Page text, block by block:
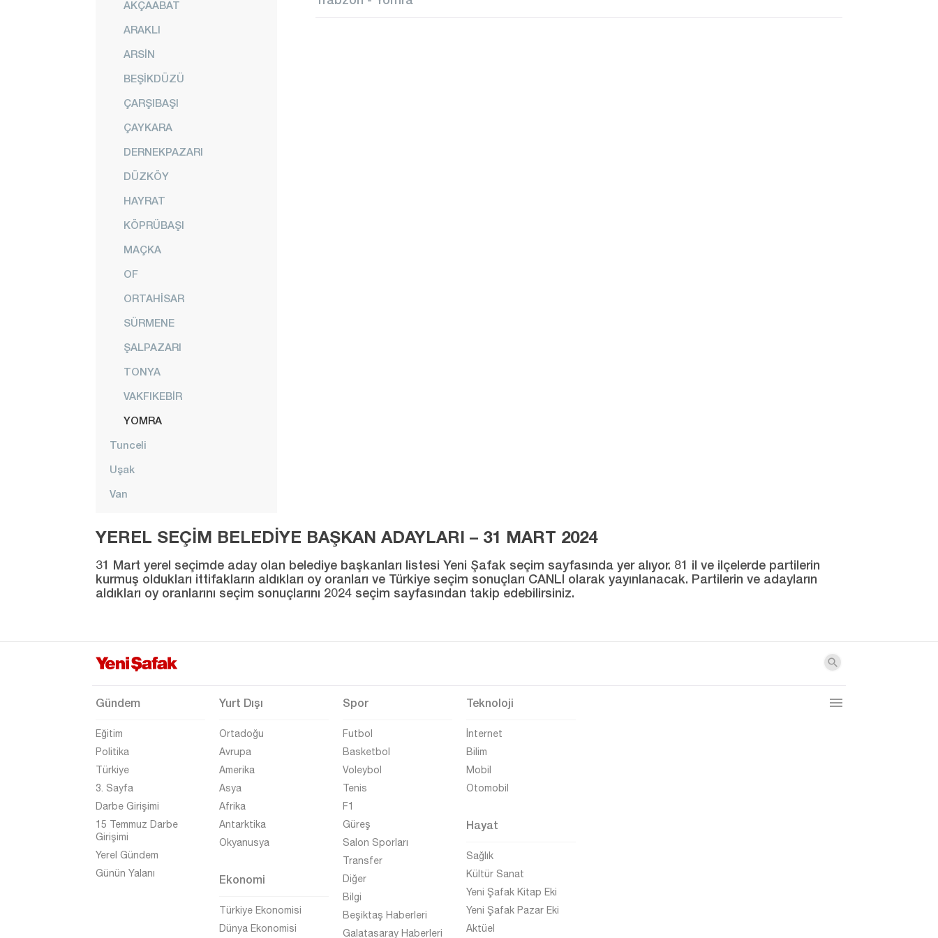
AKÇAABAT
ARAKLI
ARSİN
BEŞİKDÜZÜ
ÇARŞIBAŞI
ÇAYKARA
DERNEKPAZARI
DÜZKÖY
HAYRAT
KÖPRÜBAŞI
MAÇKA
OF
ORTAHİSAR
SÜRMENE
ŞALPAZARI
TONYA
VAKFIKEBİR
YOMRA
Tunceli
Uşak
Van
Yozgat
Zonguldak
YEREL SEÇİM BELEDİYE BAŞKAN ADAYLARI – 31 MART 2024
31 Mart yerel seçimde aday olan belediye başkanları listesi Yeni Şafak seçim sayfasında yer alıyor. 81 il ve ilçelerde partilerin
kurmuş oldukları ittifakların aldıkları oy oranları ve Türkiye seçim sonuçları CANLI olarak yayınlanacak. Partilerin ve adayların
aldıkları oy oranlarını seçim sonuçlarını 2024 seçim sayfasından takip edebilirsiniz.
Gündem
Eğitim
Politika
Türkiye
3. Sayfa
Darbe Girişimi
15 Temmuz Darbe
Girişimi
Yerel Gündem
Günün Yalanı
Yurt Dışı
Ortadoğu
Avrupa
Amerika
Asya
Afrika
Antarktika
Okyanusya
Ekonomi
Türkiye Ekonomisi
Dünya Ekonomisi
Spor
Futbol
Basketbol
Voleybol
Tenis
F1
Güreş
Salon Sporları
Transfer
Diğer
Bilgi
Beşiktaş Haberleri
Galatasaray Haberleri
Teknoloji
İnternet
Bilim
Mobil
Otomobil
Hayat
Sağlık
Kültür Sanat
Yeni Şafak Kitap Eki
Yeni Şafak Pazar Eki
Aktüel